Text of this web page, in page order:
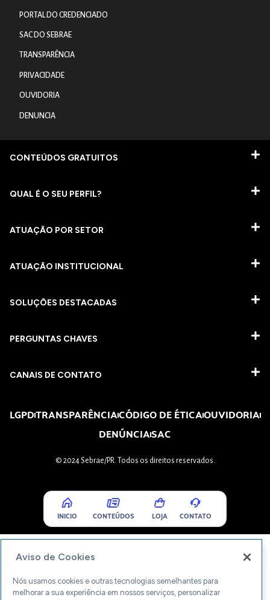
PORTAL DO CREDENCIADO
SAC DO SEBRAE
TRANSPARÊNCIA
PRIVACIDADE
OUVIDORIA
DENUNCIA
CONTEÚDOS GRATUITOS
QUAL É O SEU PERFIL?
ATUAÇÃO POR SETOR
ATUAÇÃO INSTITUCIONAL
SOLUÇÕES DESTACADAS
PERGUNTAS CHAVES​
CANAIS DE CONTATO
LGPDTRANSPARÊNCIACÓDIGO DE ÉTICAOUVIDORIA
DENÚNCIASAC
© 2024 Sebrae/PR. Todos os direitos reservados.
INICIO CONTEÚDOS LOJA CONTATO
Aviso de Cookies
Nós usamos cookies e outras tecnologias semelhantes para
melhorar a sua experiência em nossos serviços, personalizar